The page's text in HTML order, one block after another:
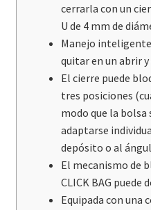
cerrarla con un
U de 4 mm de
Manejo
quitar en un abrir y
El cierre puede
tres posiciones
modo que la
adaptarse
depósito o al
El mecanismo de
CLICK BAG puede
Equipada con una